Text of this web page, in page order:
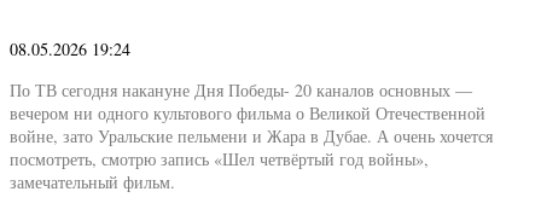
08.05.2026 19:24
По ТВ сегодня накануне Дня Победы- 20 каналов основных —
вечером ни одного культового фильма о Великой Отечественной
войне, зато Уральские пельмени и Жара в Дубае. А очень хочется
посмотреть, смотрю запись «Шел четвёртый год войны»,
замечательный фильм.